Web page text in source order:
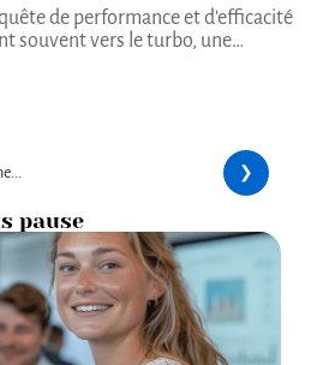
de performance et d'efficacité
souvent vers le turbo, une…
pause